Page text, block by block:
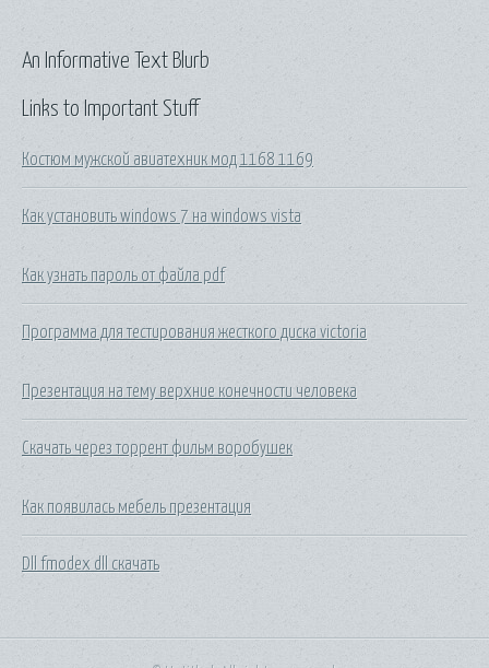
Links to Important Stuff
Костюм мужской авиатехник мод 1168 1169
Как установить windows 7 на windows vista
Как узнать пароль от файла pdf
Программа для тестирования жесткого диска victoria
Презентация на тему верхние конечности человека
Скачать через торрент фильм воробушек
Как появилась мебель презентация
Dll fmodex dll скачать
An Informative Text Blurb